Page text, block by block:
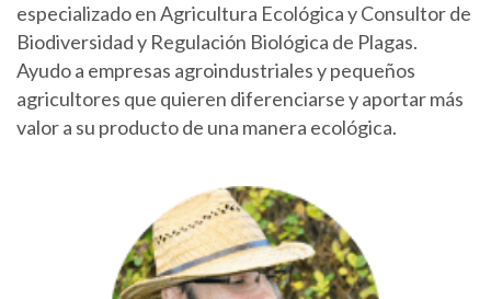
especializado en Agricultura Ecológica y Consultor de
Biodiversidad y Regulación Biológica de Plagas.
Ayudo a empresas agroindustriales y pequeños
agricultores que quieren diferenciarse y aportar más
valor a su producto de una manera ecológica.